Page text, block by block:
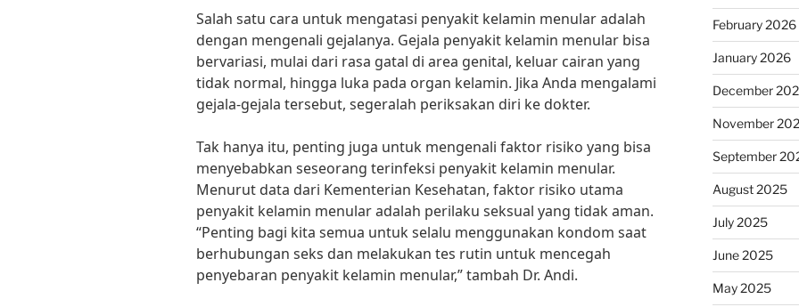
Salah satu cara untuk mengatasi penyakit kelamin menular adalah
dengan mengenali gejalanya. Gejala penyakit kelamin menular bisa
bervariasi, mulai dari rasa gatal di area genital, keluar cairan yang
tidak normal, hingga luka pada organ kelamin. Jika Anda mengalami
gejala-gejala tersebut, segeralah periksakan diri ke dokter.
Tak hanya itu, penting juga untuk mengenali faktor risiko yang bisa
menyebabkan seseorang terinfeksi penyakit kelamin menular.
Menurut data dari Kementerian Kesehatan, faktor risiko utama
penyakit kelamin menular adalah perilaku seksual yang tidak aman.
“Penting bagi kita semua untuk selalu menggunakan kondom saat
berhubungan seks dan melakukan tes rutin untuk mencegah
penyebaran penyakit kelamin menular,” tambah Dr. Andi.
February 2026
January 2026
December
November
September
August 2025
July 2025
June 2025
May 2025